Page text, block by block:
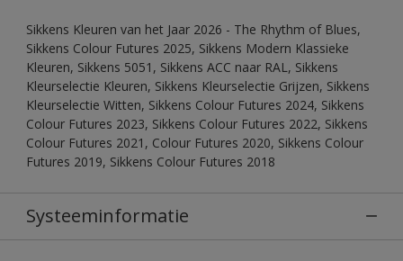
Sikkens Kleuren van het Jaar 2026 - The Rhythm of Blues,
Sikkens Colour Futures 2025, Sikkens Modern Klassieke
Kleuren, Sikkens 5051, Sikkens ACC naar RAL, Sikkens
Kleurselectie Kleuren, Sikkens Kleurselectie Grijzen, Sikkens
Kleurselectie Witten, Sikkens Colour Futures 2024, Sikkens
Colour Futures 2023, Sikkens Colour Futures 2022, Sikkens
Colour Futures 2021, Colour Futures 2020, Sikkens Colour
Futures 2019, Sikkens Colour Futures 2018
Systeeminformatie